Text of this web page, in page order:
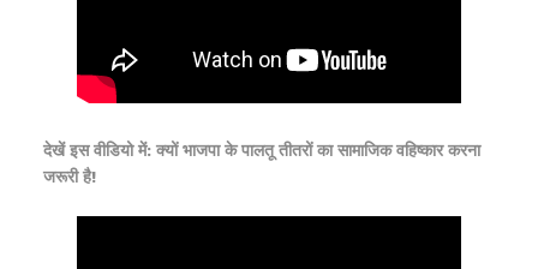
देखें इस वीडियो में: क्यों भाजपा के पालतू तीतरों का सामाजिक वहिष्कार करना
जरूरी है!